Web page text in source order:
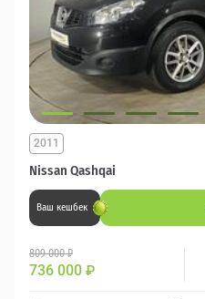
Nissan Qashqai
2011
Ваш кешбек
809 000 ₽
736 000 ₽